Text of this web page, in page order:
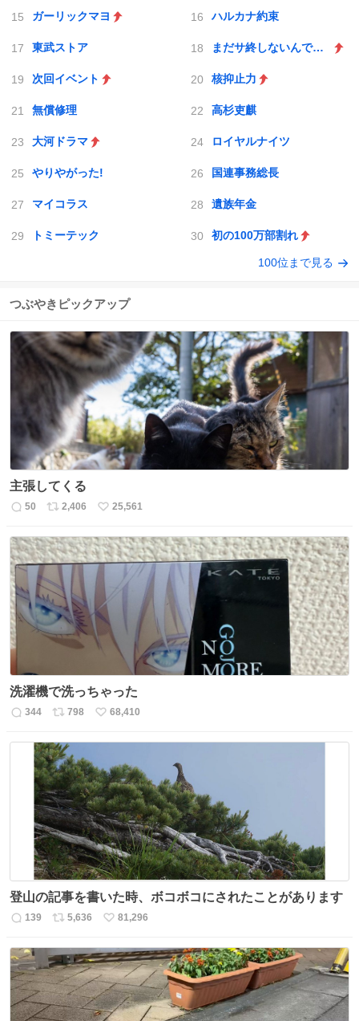
ガーリックマヨ ハルカナ約束
東武ストア まだサ終しないんですか
次回イベント 核抑止力
無償修理 高杉吏麒
大河ドラマ ロイヤルナイツ
やりやがった! 国連事務総長
マイコラス 遺族年金
トミーテック 初の100万部割れ
100位まで見る
つぶやきピックアップ
主張してくる
返
数
50
リ
ス
ト
数
2,406
い
ね
数
25,561
洗濯機で洗っちゃった
返
344
リ
ス
ト
数
798
い
数
68,410
登山の記事を書いた時、ボコボコにされたことがあります
返
数
139
リ
ス
ト
数
5,636
い
ね
数
81,296